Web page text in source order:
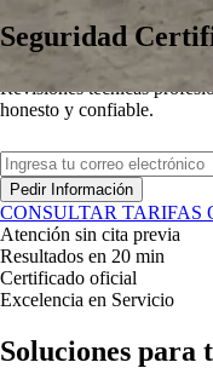
Seguridad
Revisiones técnicas
honesto y confiable.
Pedir Información
CONSULTAR TARIFAS
Atención sin cita previa
Resultados en 20 min
Certificado oficial
Excelencia en Servicio
Soluciones para